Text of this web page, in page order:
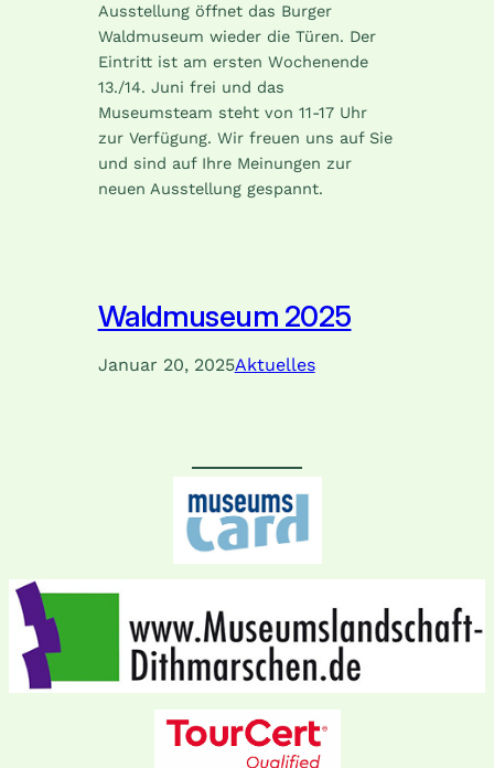
Ausstellung öffnet das Burger
Waldmuseum wieder die Türen. Der
Eintritt ist am ersten Wochenende
13./14. Juni frei und das
Museumsteam steht von 11-17 Uhr
zur Verfügung. Wir freuen uns auf Sie
und sind auf Ihre Meinungen zur
neuen Ausstellung gespannt.
Waldmuseum 2025
Januar 20, 2025Aktuelles